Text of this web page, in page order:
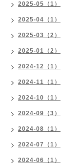
2025-05（1）
2025-04（1）
2025-03（2）
2025-01（2）
2024-12（1）
2024-11（1）
2024-10（1）
2024-09（3）
2024-08（1）
2024-07（1）
2024-06（1）